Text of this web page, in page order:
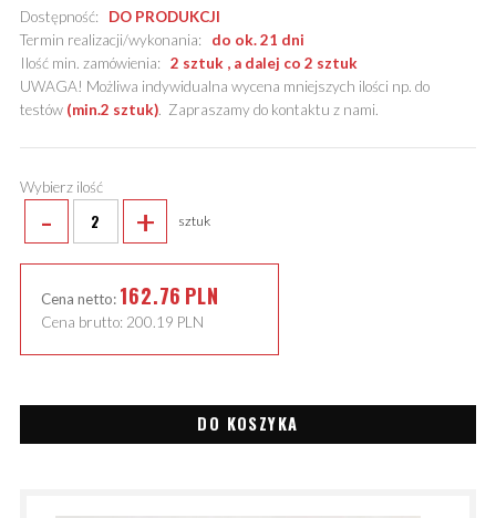
Dostępność: DO PRODUKCJI
Termin realizacji/wykonania: do ok. 21 dni
Ilość min. zamówienia: 2 sztuk , a dalej co 2 sztuk
UWAGA! Możliwa indywidualna wycena mniejszych ilości np. do
testów (min.2 sztuk). Zapraszamy do kontaktu z nami.
Wybierz ilość
- + sztuk
Cena netto: 162.76 PLN
Cena brutto: 200.19 PLN
DO KOSZYKA